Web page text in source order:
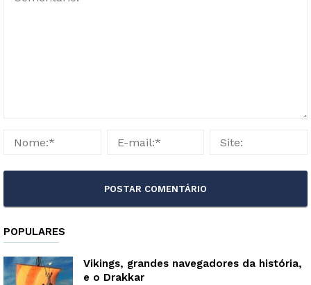
POPULARES
Vikings, grandes navegadores da história,
e o Drakkar